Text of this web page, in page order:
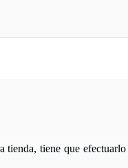
tienda, tiene que